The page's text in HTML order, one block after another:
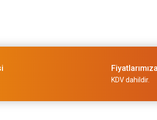
Fiyatlarımıza
KDV dahildir.